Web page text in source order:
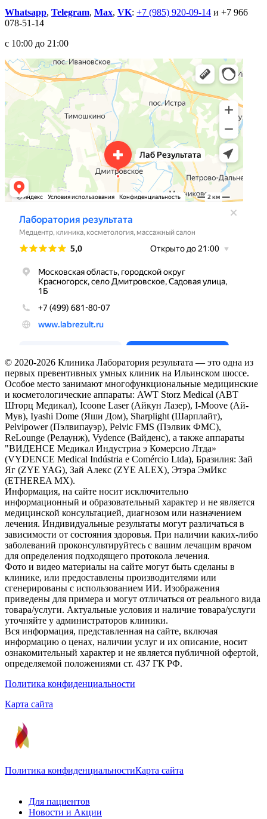
Whatsapp, Telegram, Max, VK: +7 (985) 920-09-14 и +7 966
078-51-14
с 10:00 до 21:00
© 2020-2026 Клиника Лаборатория результата — это одна из
первых превентивных умных клиник на Ильинском шоссе.
Особое место занимают многофункциональные медицинские
и косметологические аппараты: AWT Storz Medical (АВТ
Шторц Медикал), Icoone Laser (Айкун Лазер), I-Moove (Ай-
Мув), Iyashi Dome (Яши Дом), Sharplight (Шарплайт),
Pelvipower (Пэлвипауэр), Pelvic FMS (Пэлвик ФМС),
ReLounge (Релаунж), Vydence (Вайденс), а также аппараты
"ВИДЕНСЕ Медикал Индустриа э Комерсио Лтда»
(VYDENCE Medical Indústria e Comércio Ltda), Бразилия: Зай
Яг (ZYE YAG), Зай Алекс (ZYE ALEX), Этэра ЭмИкс
(ETHEREA MX).
Информация, на сайте носит исключительно
информационный и образовательный характер и не является
медицинской консультацией, диагнозом или назначением
лечения. Индивидуальные результаты могут различаться в
зависимости от состояния здоровья. При наличии каких-либо
заболеваний проконсультируйтесь с вашим лечащим врачом
для определения подходящего протокола лечения.
Фото и видео материалы на сайте могут быть сделаны в
клинике, или предоставлены производителями или
сгенерированы с использованием ИИ. Изображения
приведены для примера и могут отличаться от реального вида
товара/услуги. Актуальные условия и наличие товара/услуги
уточняйте у администраторов клиники.
Вся информация, представленная на сайте, включая
информацию о ценах, наличии услуг и их описание, носит
ознакомительный характер и не является публичной офертой,
определяемой положениями ст. 437 ГК РФ.
Политика конфиденциальности
Карта сайта
Политика конфиденциальностиКарта сайта
Для пациентов
Новости и Акции